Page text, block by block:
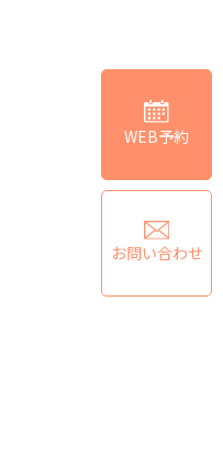
WEB予約
お問い合わせ